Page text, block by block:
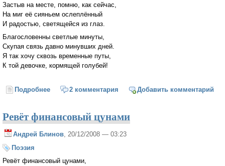
Застыв на месте, помню, как сейчас,
На миг её сияньем ослеплённый
И радостью, светящейся из глаз.
Благословенны светлые минуты,
Скупая связь давно минувших дней.
Я так хочу сквозь временные путы,
К той девочке, кормящей голубей!
Подробнее о Воспоминание…
2 комментария Добавить комментарий
Ревёт финансовый цунами
Андрей Блинов , 20/12/2008 — 03:23
Поэзия
Ревёт финансовый цунами,